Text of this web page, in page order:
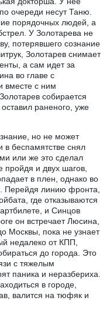
очереди несут Таню.
порядочных людей, а
У Золотарева не
потерявшего сознание
Золотарев снимает
а сам идет за
во главе с
вместе с ним
собирается
раненого, уже
но не может
в беспамятстве снял
или же это сделал
пройдя и двух шагов,
в плен, однако во
Перейдя линию фронта,
где отказываются
и Синцов
он встречает Люсина,
Москвы, пока не узнает
недалеко от КПП,
до города. Это
с тяжелым
паника и неразбериха.
в городе,
валится на тюфяк и